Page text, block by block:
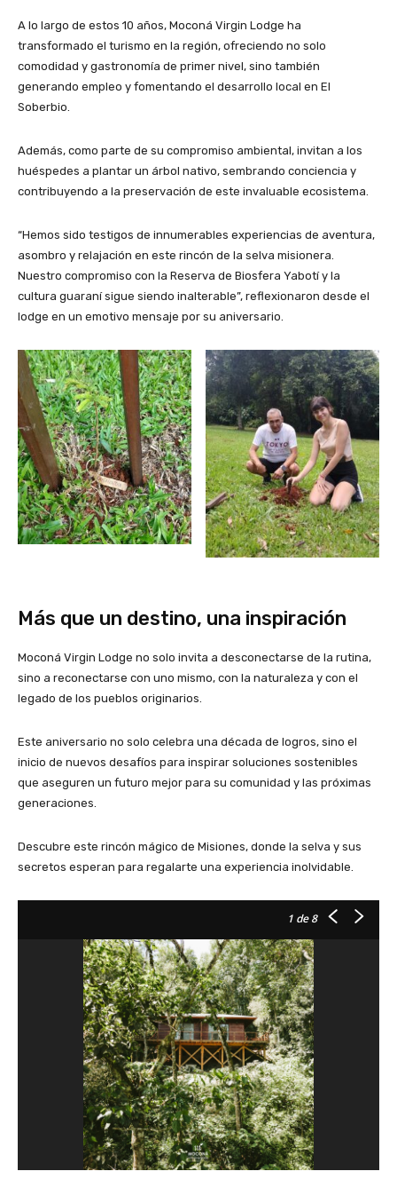
A lo largo de estos 10 años, Moconá Virgin Lodge ha
transformado el turismo en la región, ofreciendo no solo
comodidad y gastronomía de primer nivel, sino también
generando empleo y fomentando el desarrollo local en El
Soberbio.
Además, como parte de su compromiso ambiental, invitan a los
huéspedes a plantar un árbol nativo, sembrando conciencia y
contribuyendo a la preservación de este invaluable ecosistema.
“Hemos sido testigos de innumerables experiencias de aventura,
asombro y relajación en este rincón de la selva misionera.
Nuestro compromiso con la Reserva de Biosfera Yabotí y la
cultura guaraní sigue siendo inalterable”, reflexionaron desde el
lodge en un emotivo mensaje por su aniversario.
Más que un destino, una inspiración
Moconá Virgin Lodge no solo invita a desconectarse de la rutina,
sino a reconectarse con uno mismo, con la naturaleza y con el
legado de los pueblos originarios.
Este aniversario no solo celebra una década de logros, sino el
inicio de nuevos desafíos para inspirar soluciones sostenibles
que aseguren un futuro mejor para su comunidad y las próximas
generaciones.
Descubre este rincón mágico de Misiones, donde la selva y sus
secretos esperan para regalarte una experiencia inolvidable.
1 de 8